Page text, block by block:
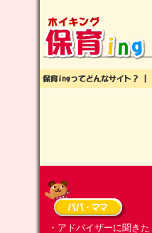
・アドバイザーに聞きた